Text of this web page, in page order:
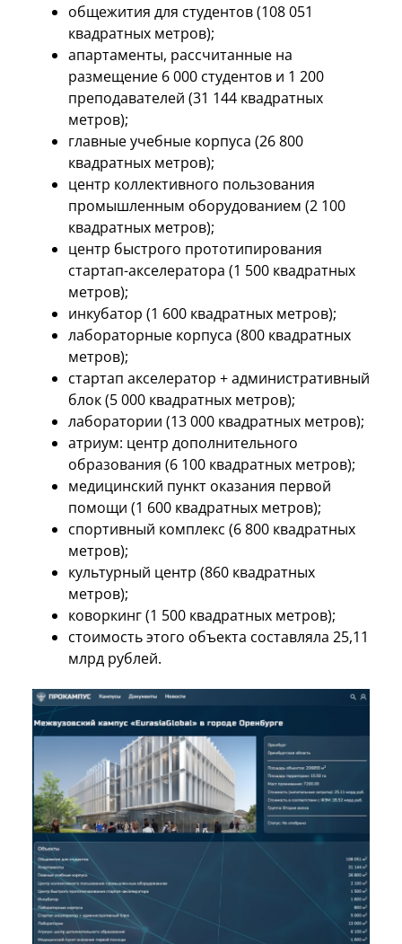
общежития для студентов (108 051
квадратных метров);
апартаменты, рассчитанные на
размещение 6 000 студентов и 1 200
преподавателей (31 144 квадратных
метров);
главные учебные корпуса (26 800
квадратных метров);
центр коллективного пользования
промышленным оборудованием (2 100
квадратных метров);
центр быстрого прототипирования
стартап-акселератора (1 500 квадратных
метров);
инкубатор (1 600 квадратных метров);
лабораторные корпуса (800 квадратных
метров);
стартап акселератор + административный
блок (5 000 квадратных метров);
лаборатории (13 000 квадратных метров);
атриум: центр дополнительного
образования (6 100 квадратных метров);
медицинский пункт оказания первой
помощи (1 600 квадратных метров);
спортивный комплекс (6 800 квадратных
метров);
культурный центр (860 квадратных
метров);
коворкинг (1 500 квадратных метров);
стоимость этого объекта составляла 25,11
млрд рублей.